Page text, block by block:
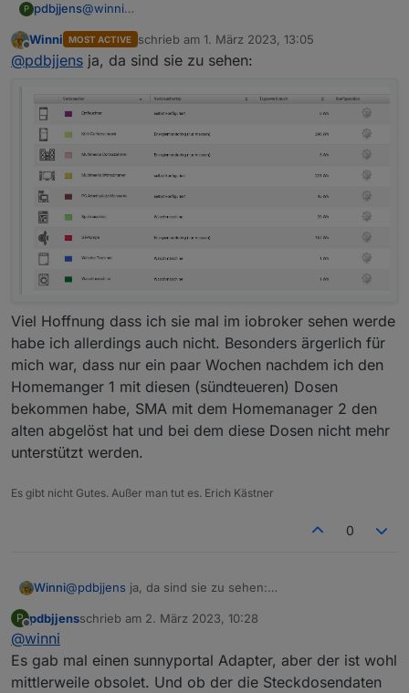
P pdbjjens@winni
Adapter. Sind die Daten der BT Steckdosen im Sunny
Portal zu finden?
Offline
Winni MOST ACTIVE schrieb am 1. März 2023, 13:05
zuletzt editiert von
@pdbjjens ja, da sind sie zu sehen:
Viel Hoffnung dass ich sie mal im iobroker sehen werde
habe ich allerdings auch nicht. Besonders ärgerlich für
mich war, dass nur ein paar Wochen nachdem ich den
Homemanger 1 mit diesen (sündteueren) Dosen
bekommen habe, SMA mit dem Homemanager 2 den
alten abgelöst hat und bei dem diese Dosen nicht mehr
unterstützt werden.
Es gibt nicht Gutes. Außer man tut es. Erich Kästner
0
Winni@pdbjjens ja, da sind sie zu sehen:
P
Offline
pdbjjensschrieb am 2. März 2023, 10:28
zuletzt editiert von
@winni
Es gab mal einen sunnyportal Adapter, aber der ist wohl
mittlerweile obsolet. Und ob der die Steckdosendaten